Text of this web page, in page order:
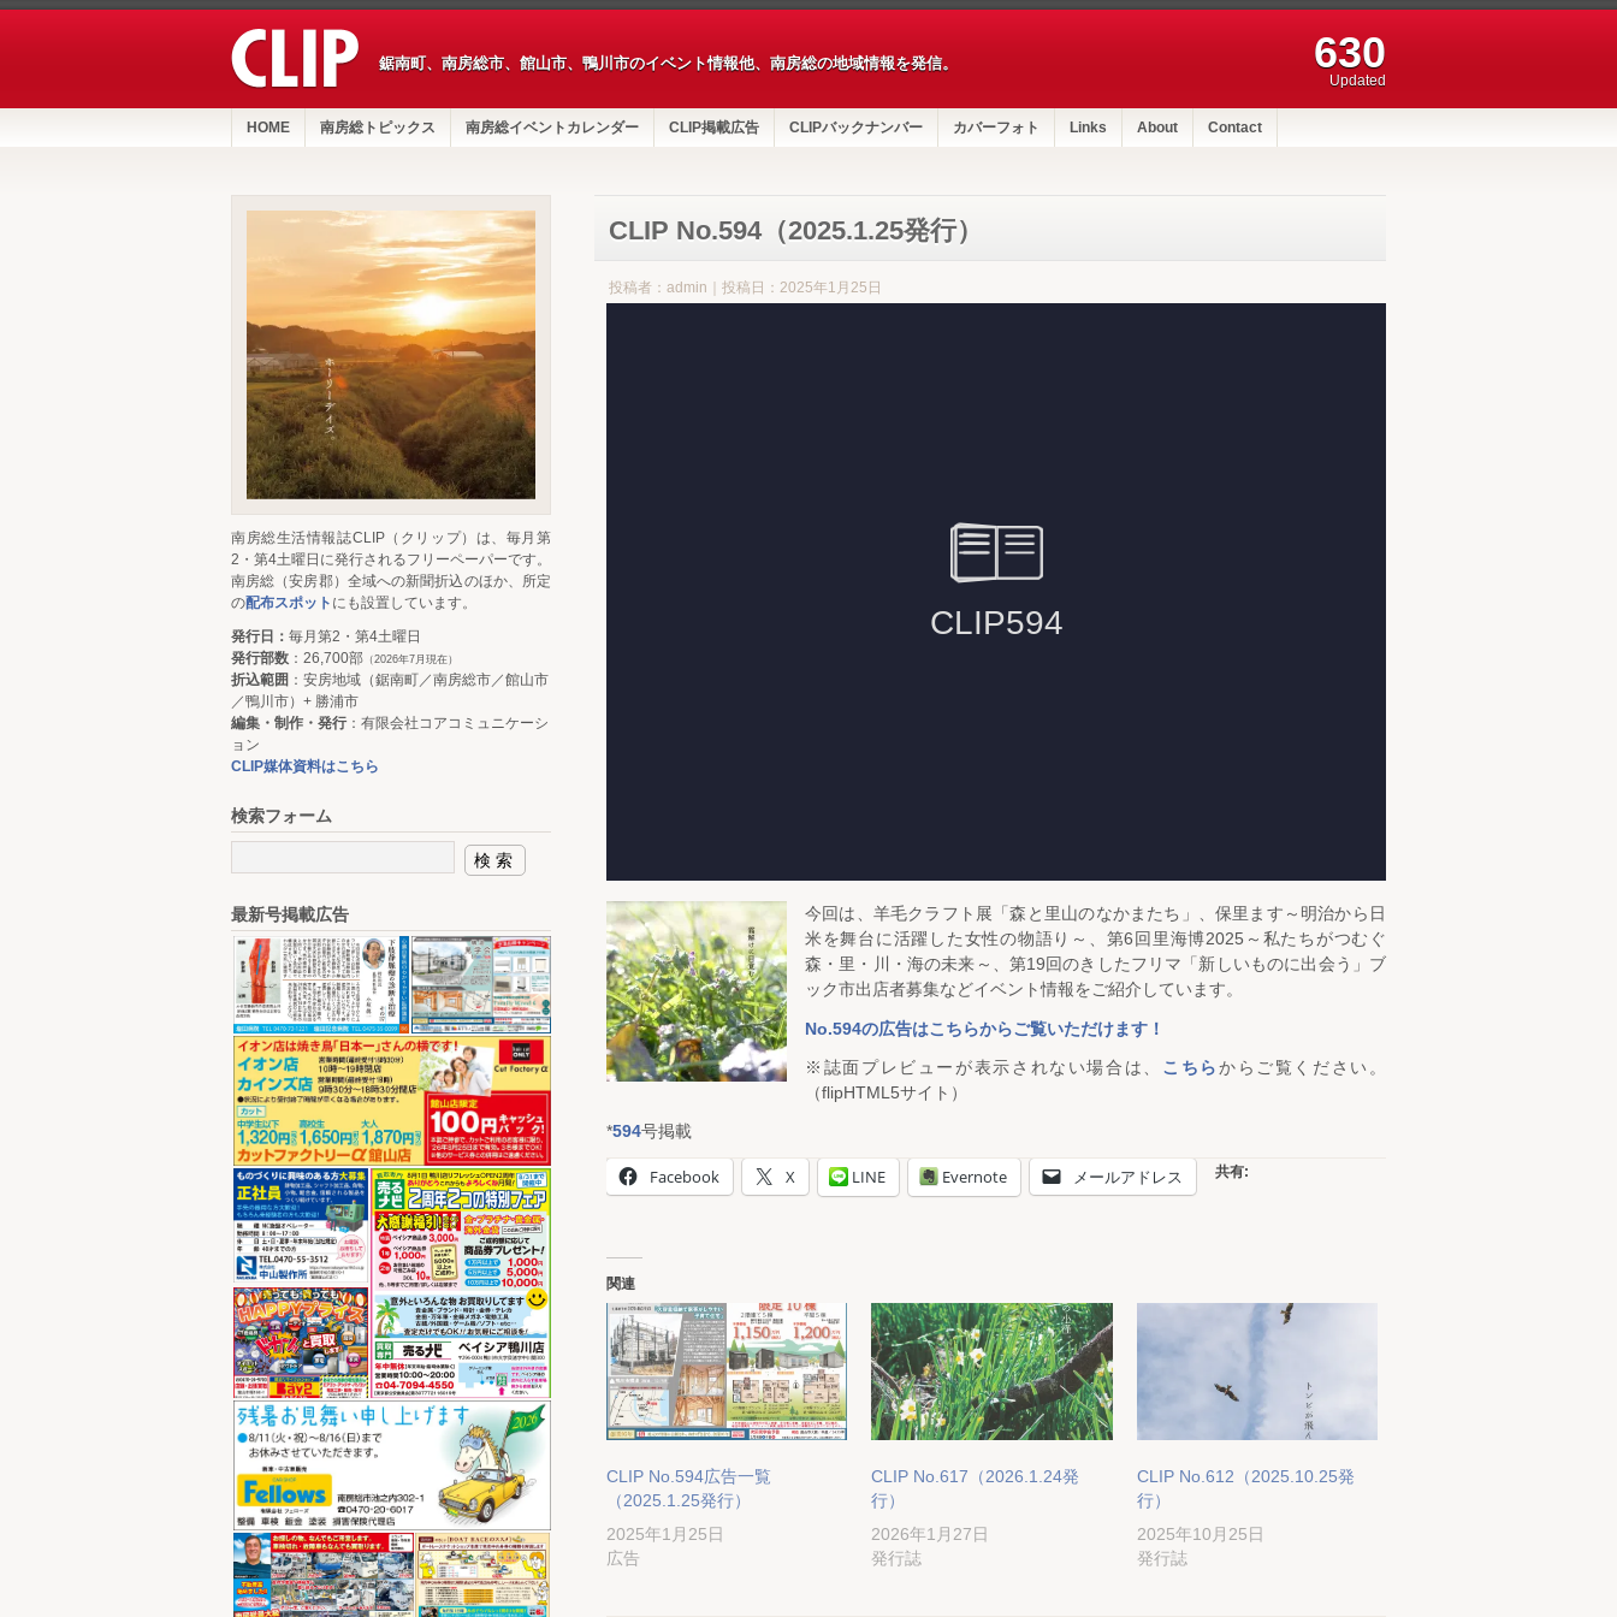
鋸南町、南房総市、館山市、鴨川市のイベント情報他、南房総の地域情報を発信。 630
Updated
HOME 南房総トピックス 南房総イベントカレンダー CLIP掲載広告 CLIPバックナンバー カバーフォト Links About Contact
CLIP No.594（2025.1.25発行）
投稿者：admin｜投稿日：2025年1月25日
今回は、羊毛クラフト展「森と里山のなかまたち」、保里ます～明治から日
米を舞台に活躍した女性の物語り～、第6回里海博2025～私たちがつむぐ
森・里・川・海の未来～、第19回のきしたフリマ「新しいものに出会う」ブ
ック市出店者募集などイベント情報をご紹介しています。
No.594の広告はこちらからご覧いただけます！
※誌面プレビューが表示されない場合は、 こちらからご覧ください。
（flipHTML5サイト）
*594号掲載
共有:
Facebook X LINE Evernote メールアドレス
関連
CLIP No.594広告一覧
（2025.1.25発行）
2025年1月25日
広告
CLIP No.617（2026.1.24発
行）
2026年1月27日
発行誌
CLIP No.612（2025.10.25発
行）
2025年10月25日
発行誌
南房総生活情報誌CLIP（クリップ）は、毎月第
2・第4土曜日に発行されるフリーペーパーです。
南房総（安房郡）全域への新聞折込のほか、所定
の配布スポット にも設置しています。
発行日： 毎月第2・第4土曜日
発行部数 ：26,700部 （2026年7月現在）
折込範囲 ：安房地域（鋸南町／南房総市／館山市
／鴨川市）+ 勝浦市
編集・制作・発行：有限会社コアコミュニケーシ
ョン
CLIP媒体資料はこちら
検索フォーム
最新号掲載広告